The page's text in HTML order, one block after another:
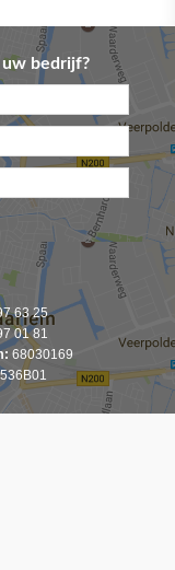
bedrijf?
63 25
01 81
68030169